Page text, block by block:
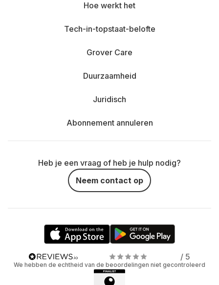
Hoe werkt het
Tech-in-topstaat-belofte
Grover Care
Duurzaamheid
Juridisch
Abonnement annuleren
Heb je een vraag of heb je hulp nodig?
Neem contact op
/ 5
We hebben de echtheid van de beoordelingen niet gecontroleerd